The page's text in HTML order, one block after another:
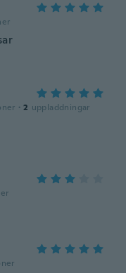
· 2 uppladdningar